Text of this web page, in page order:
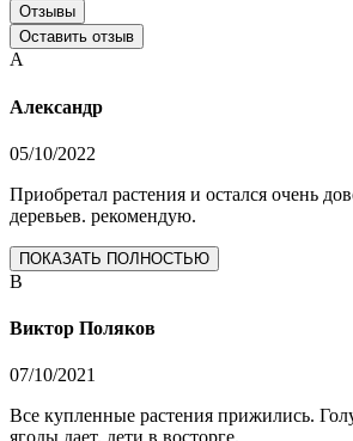
Отзывы
Оставить отзыв
А
Александр
05/10/2022
Приобретал растения и остался очень
деревьев. рекомендую.
ПОКАЗАТЬ ПОЛНОСТЬЮ
В
Виктор Поляков
07/10/2021
Все купленные растения прижились.